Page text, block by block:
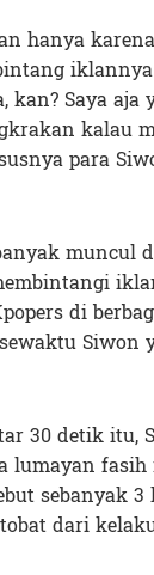
hanya
kan? Saya
kalau
para
muncul
di
Siwon
30 detik itu,
lumayan fasih
sebanyak
dari